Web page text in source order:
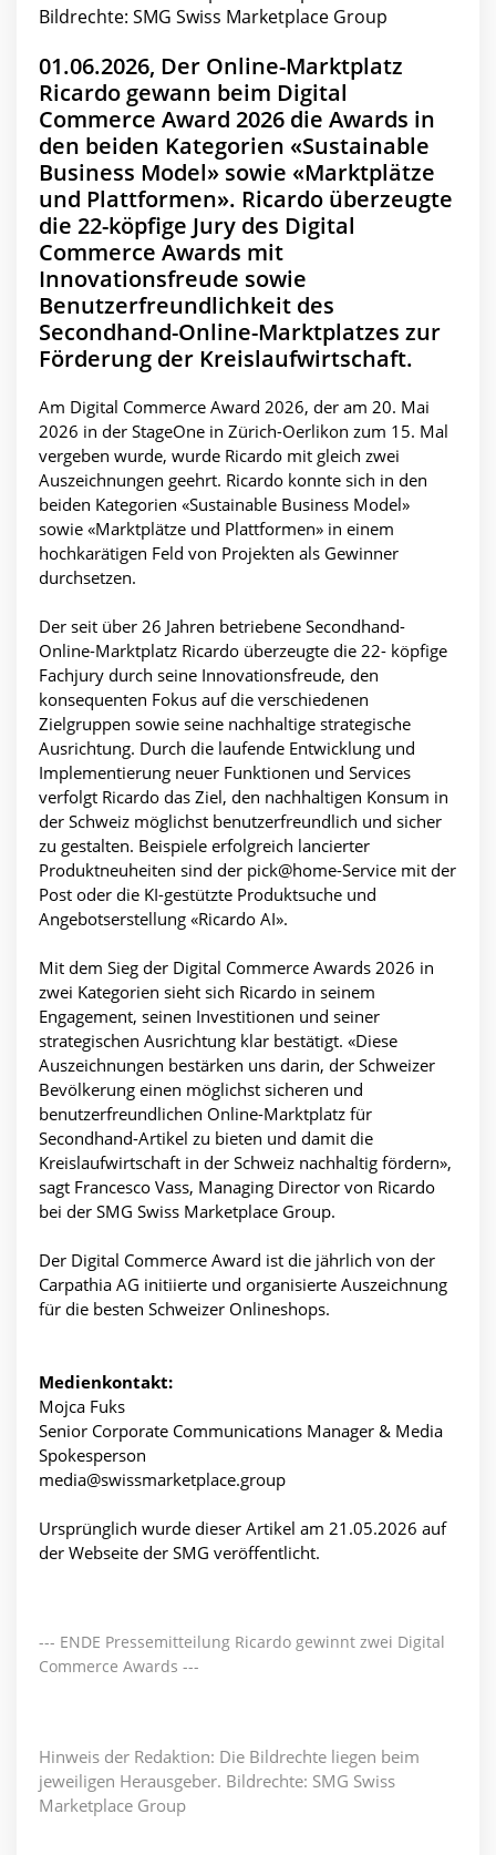
Bildrechte: SMG Swiss Marketplace Group
01.06.2026, Der Online-Marktplatz
Ricardo gewann beim Digital
Commerce Award 2026 die Awards in
den beiden Kategorien «Sustainable
Business Model» sowie «Marktplätze
und Plattformen». Ricardo überzeugte
die 22-köpfige Jury des Digital
Commerce Awards mit
Innovationsfreude sowie
Benutzerfreundlichkeit des
Secondhand-Online-Marktplatzes zur
Förderung der Kreislaufwirtschaft.
Am Digital Commerce Award 2026, der am 20. Mai
2026 in der StageOne in Zürich-Oerlikon zum 15. Mal
vergeben wurde, wurde Ricardo mit gleich zwei
Auszeichnungen geehrt. Ricardo konnte sich in den
beiden Kategorien «Sustainable Business Model»
sowie «Marktplätze und Plattformen» in einem
hochkarätigen Feld von Projekten als Gewinner
durchsetzen.
Der seit über 26 Jahren betriebene Secondhand-
Online-Marktplatz Ricardo überzeugte die 22- köpfige
Fachjury durch seine Innovationsfreude, den
konsequenten Fokus auf die verschiedenen
Zielgruppen sowie seine nachhaltige strategische
Ausrichtung. Durch die laufende Entwicklung und
Implementierung neuer Funktionen und Services
verfolgt Ricardo das Ziel, den nachhaltigen Konsum in
der Schweiz möglichst benutzerfreundlich und sicher
zu gestalten. Beispiele erfolgreich lancierter
Produktneuheiten sind der pick@home-Service mit der
Post oder die KI-gestützte Produktsuche und
Angebotserstellung «Ricardo AI».
Mit dem Sieg der Digital Commerce Awards 2026 in
zwei Kategorien sieht sich Ricardo in seinem
Engagement, seinen Investitionen und seiner
strategischen Ausrichtung klar bestätigt. «Diese
Auszeichnungen bestärken uns darin, der Schweizer
Bevölkerung einen möglichst sicheren und
benutzerfreundlichen Online-Marktplatz für
Secondhand-Artikel zu bieten und damit die
Kreislaufwirtschaft in der Schweiz nachhaltig fördern»,
sagt Francesco Vass, Managing Director von Ricardo
bei der SMG Swiss Marketplace Group.
Der Digital Commerce Award ist die jährlich von der
Carpathia AG initiierte und organisierte Auszeichnung
für die besten Schweizer Onlineshops.
Medienkontakt:
Mojca Fuks
Senior Corporate Communications Manager & Media
Spokesperson
media@swissmarketplace.group
Ursprünglich wurde dieser Artikel am 21.05.2026 auf
der Webseite der SMG veröffentlicht.
--- ENDE Pressemitteilung Ricardo gewinnt zwei Digital
Commerce Awards ---
Hinweis der Redaktion: Die Bildrechte liegen beim
jeweiligen Herausgeber. Bildrechte: SMG Swiss
Marketplace Group